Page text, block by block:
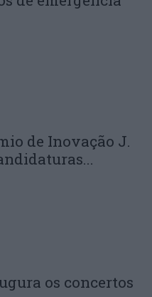
de Inovação J.
os concertos